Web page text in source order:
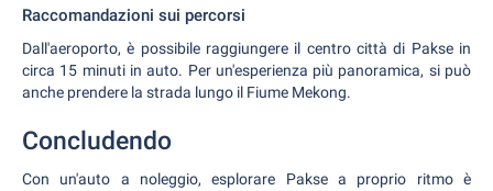
Raccomandazioni sui percorsi
Dall'aeroporto, è possibile raggiungere il centro città di Pakse in
circa 15 minuti in auto. Per un'esperienza più panoramica, si può
anche prendere la strada lungo il Fiume Mekong.
Concludendo
Con un'auto a noleggio, esplorare Pakse a proprio ritmo è